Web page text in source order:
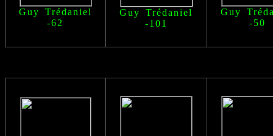
Guy Trédaniel
-62
Guy Trédaniel
-101
Guy
-50